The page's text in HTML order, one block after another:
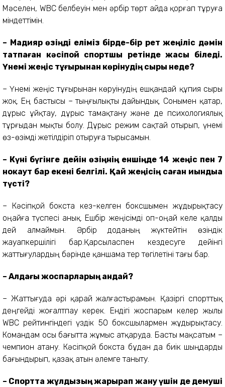
Мәселен, WBC белбеуін мен әрбір төрт айда қорғап тұруға
міндеттімін.
– Мадияр өзіңді еліміз бірде-бір рет жеңіліс дәмін
татпаған кәсіпқой спортшы ретінде жақсы біледі.
Үнемі жеңіс тұғырынан көрінудің сыры неде?
– Үнемі жеңіс тұғырынан көруінудің ешқандай құпия сыры
жоқ. Ең бастысы – тыңғылықты дайындық. Сонымен қатар,
дұрыс ұйқтау, дұрыс тамақтану және де психологиялық
тұрғыдан мықты болу. Дұрыс режим сақтай отырып, үнемі
өз-өзімді жетілдіріп отыруға тырысамын.
– Күні бүгінге дейін өзіңнің еншіңде 14 жеңіс пен 7
нокаут бар екені белгілі. Қай жеңісің саған қиындыққа
түсті?
– Кәсіпқой бокста кез-келген боксшымен жұдырықтасу
оңайға түспесі анық. Ешбір жеңісімді оп-оңай келе қалды
дей алмаймын. Әрбір доданың жүктейтін өзіндік
жауапкершілігі бар.Қарсыласпен кездесуге дейінгі
жаттығулардың бәрінде қаншама тер төгілетіні тағы бар.
– Алдағы жоспарларың қандай?
– Жаттығуда әрі қарай жалғастырамын. Қазіргі спорттық
деңгейді жоғалтпау керек. Ендігі жоспарым келер жылы
WBC рейтингіндегі үздік 50 боксшылармен жұдырықтасу.
Командам осы бағытта жұмыс атқаруда. Басты мақсатым –
чемпион атану. Кәсіпқой бокста бұдан да биік шыңдарды
бағындырып, қазақ атын әлемге таныту.
– Спортта жұлдызың жарқырап жану үшін де демуші